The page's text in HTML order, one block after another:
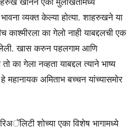
खानने एका मुलाखतीमध्ये
व्यक्त केल्या होत्या. शाहरुखने या
का गेलो नाही याबद्दलची एक
खास करुन पहलगाम आणि
का गेला नव्हता याबद्दल त्याने भाष्य
अमिताभ बच्चन यांच्यासमोर
शोच्या एका विशेष भागामध्ये